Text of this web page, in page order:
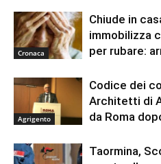
Cronaca
Chiude in
immobilizza
per rubare:
Agrigento
Codice dei
Architetti di
da Roma
Taormina,